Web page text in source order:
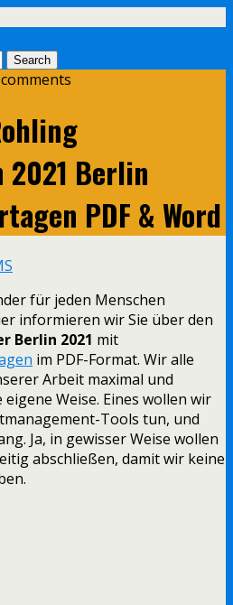
2021 Berlin
PDF & Word
für jeden Menschen
informieren wir Sie über den
Berlin 2021 mit
im PDF-Format. Wir alle
Arbeit maximal und
Weise. Eines wollen wir
Tools tun, und
Ja, in gewisser Weise wollen
abschließen, damit wir keine